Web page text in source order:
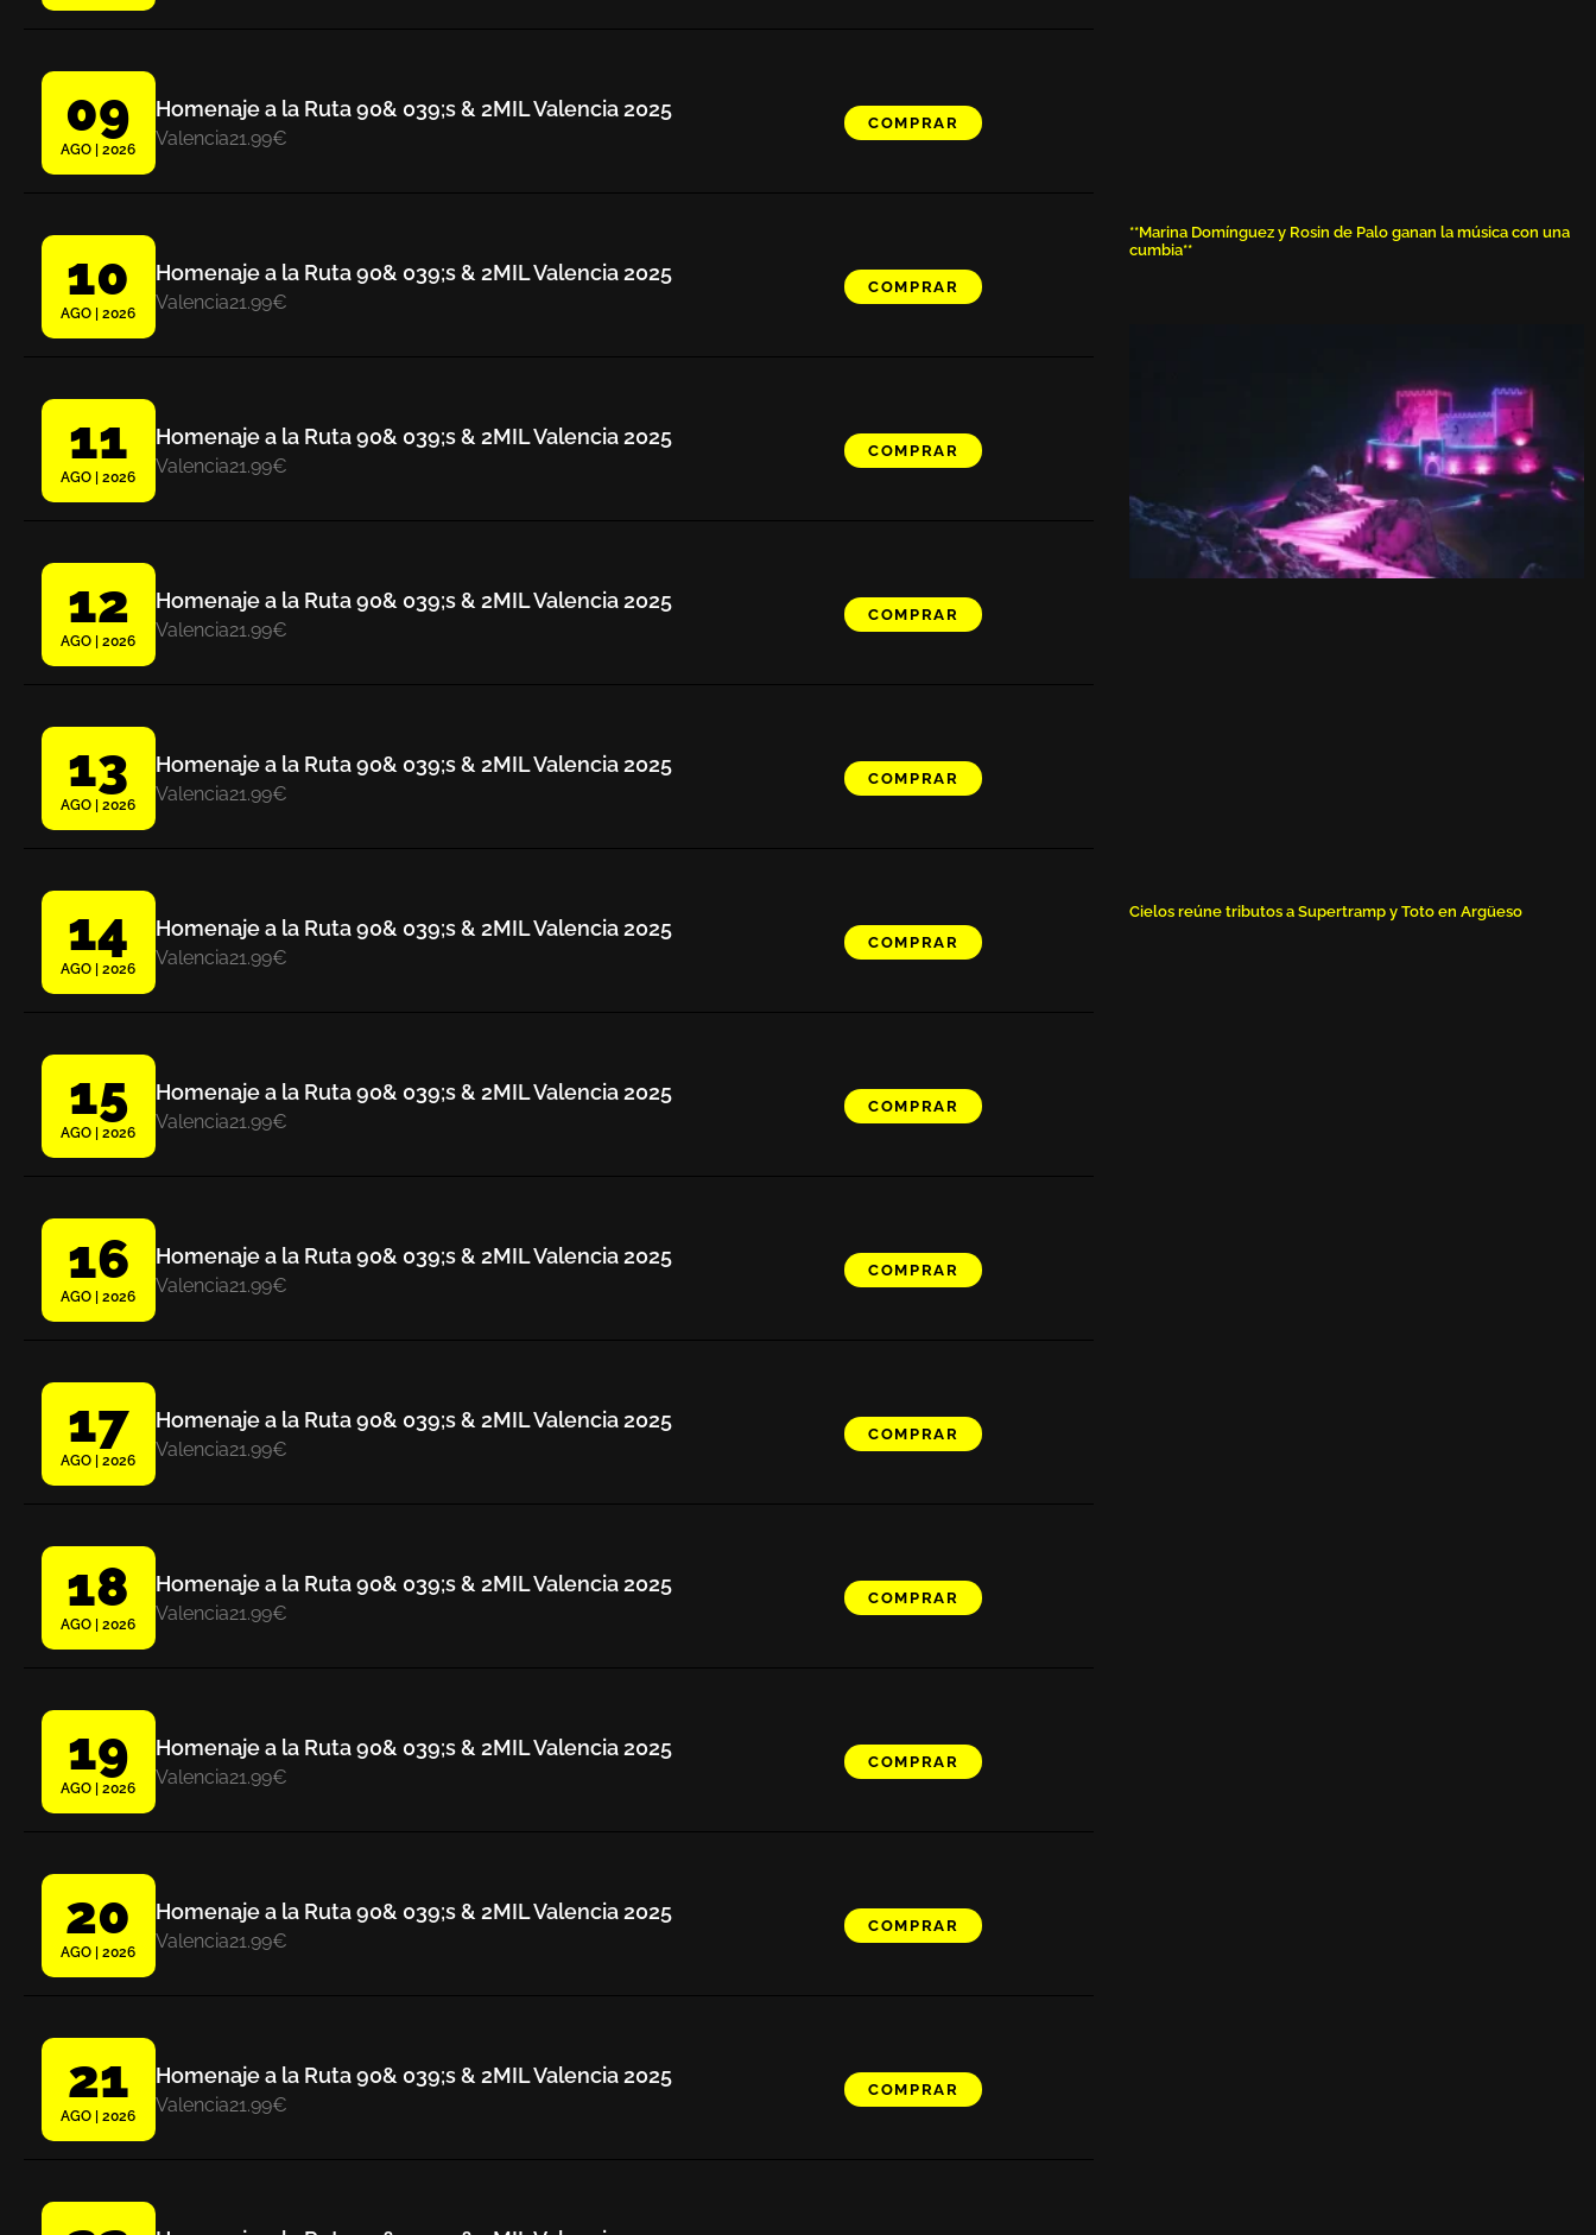
09
AGO | 2026
Homenaje a la Ruta 90& 039;s & 2MIL Valencia 2025
Valencia21.99€
COMPRAR
10
AGO | 2026
Homenaje a la Ruta 90& 039;s & 2MIL Valencia 2025
Valencia21.99€
COMPRAR
11
AGO | 2026
Homenaje a la Ruta 90& 039;s & 2MIL Valencia 2025
Valencia21.99€
COMPRAR
12
AGO | 2026
Homenaje a la Ruta 90& 039;s & 2MIL Valencia 2025
Valencia21.99€
COMPRAR
13
AGO | 2026
Homenaje a la Ruta 90& 039;s & 2MIL Valencia 2025
Valencia21.99€
COMPRAR
14
AGO | 2026
Homenaje a la Ruta 90& 039;s & 2MIL Valencia 2025
Valencia21.99€
COMPRAR
15
AGO | 2026
Homenaje a la Ruta 90& 039;s & 2MIL Valencia 2025
Valencia21.99€
COMPRAR
16
AGO | 2026
Homenaje a la Ruta 90& 039;s & 2MIL Valencia 2025
Valencia21.99€
COMPRAR
17
AGO | 2026
Homenaje a la Ruta 90& 039;s & 2MIL Valencia 2025
Valencia21.99€
COMPRAR
18
AGO | 2026
Homenaje a la Ruta 90& 039;s & 2MIL Valencia 2025
Valencia21.99€
COMPRAR
19
AGO | 2026
Homenaje a la Ruta 90& 039;s & 2MIL Valencia 2025
Valencia21.99€
COMPRAR
20
AGO | 2026
Homenaje a la Ruta 90& 039;s & 2MIL Valencia 2025
Valencia21.99€
COMPRAR
21
AGO | 2026
Homenaje a la Ruta 90& 039;s & 2MIL Valencia 2025
Valencia21.99€
COMPRAR
**Marina Domínguez y Rosin de Palo ganan la música con una
cumbia**
Cielos reúne tributos a Supertramp y Toto en Argüeso